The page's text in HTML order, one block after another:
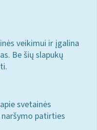
veikimui ir įgalina
Be šių slapukų
svetainės
patirties